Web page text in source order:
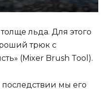
льда. Для этого
трюк с
(Mixer Brush Tool).
мы его